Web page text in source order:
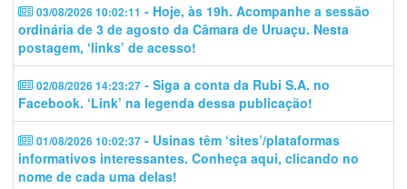
03/08/2026 10:02:11 - Hoje, às 19h. Acompanhe a sessão
ordinária de 3 de agosto da Câmara de Uruaçu. Nesta
postagem, ‘links’ de acesso!
02/08/2026 14:23:27 - Siga a conta da Rubi S.A. no
Facebook. ‘Link’ na legenda dessa publicação!
01/08/2026 10:02:37 - Usinas têm ‘sites’/plataformas
informativos interessantes. Conheça aqui, clicando no
nome de cada uma delas!